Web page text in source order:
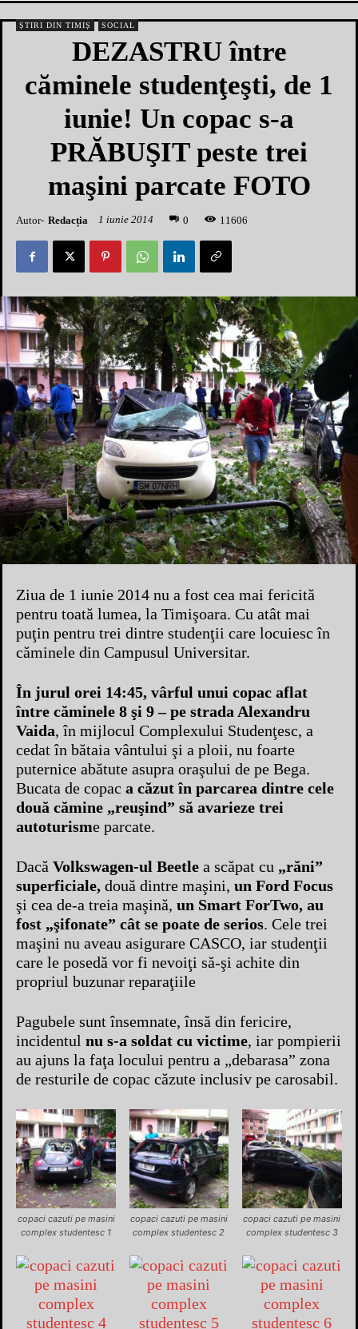
ȘTIRI DIN TIMIȘ SOCIAL
DEZASTRU între
căminele studenţeşti, de 1
iunie! Un copac s-a
PRĂBUŞIT peste trei
maşini parcate FOTO
Autor- Redacția 1 iunie 2014 0 1 1606
Ziua de 1 iunie 2014 nu a fost cea mai fericită
pentru toată lumea, la Timişoara. Cu atât mai
puţin pentru trei dintre studenţii care locuiesc în
căminele din Campusul Universitar.
În jurul orei 14:45, vârful unui copac aflat
între căminele 8 şi 9 – pe strada Alexandru
Vaida, în mijlocul Complexului Studenţesc, a
cedat în bătaia vântului şi a ploii, nu foarte
puternice abătute asupra oraşului de pe Bega.
Bucata de copac a căzut în parcarea dintre cele
două cămine „reuşind” să avarieze trei
autoturisme parcate.
Dacă Volkswagen-ul Beetle a scăpat cu „răni”
superficiale, două dintre maşini, un Ford Focus
şi cea de-a treia maşină, un Smart ForTwo, au
fost „şifonate” cât se poate de serios. Cele trei
maşini nu aveau asigurare CASCO, iar studenţii
care le posedă vor fi nevoiţi să-şi achite din
propriul buzunar reparaţiile
Pagubele sunt însemnate, însă din fericire,
incidentul nu s-a soldat cu victime, iar pompierii
au ajuns la faţa locului pentru a „debarasa” zona
de resturile de copac căzute inclusiv pe carosabil.
copaci cazuti pe masini
complex studentesc 1
copaci cazuti pe masini
complex studentesc 2
copaci cazuti pe masini
complex studentesc 3